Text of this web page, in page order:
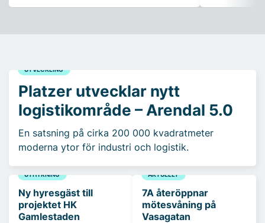
UTVECKLING
Platzer utvecklar nytt
logistikområde – Arendal 5.0
En satsning på cirka 200 000 kvadratmeter
moderna ytor för industri och logistik.
UTHYRNING
Ny hyresgäst till
projektet HK
Gamlestaden
AKTUELLT
7A återöppnar
mötesvåning på
Vasagatan